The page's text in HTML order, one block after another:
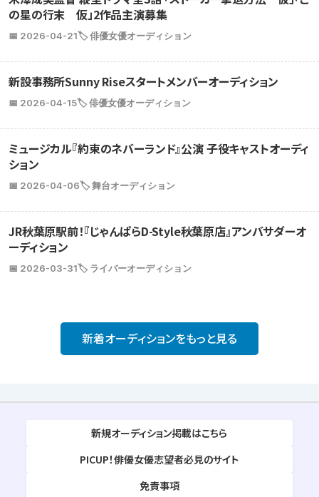
の星の行末 仮」2作品主演募集
📅 2026-04-21🏷️ 俳優女優オーディション
新設事務所Sunny Riseスタートメンバーオーディション
📅 2026-04-15🏷️ 俳優女優オーディション
ミュージカル『約束のネバーランド』公演 子役キャストオーディ
ション
📅 2026-04-06🏷️ 舞台オーディション
JR秋葉原駅前！『じゃんぱらD-Style秋葉原店』アンバサダーオ
ーディション
📅 2026-03-31🏷️ ライバーオーディション
新着オーディションをもっと見る
新規オーディション掲載はこちら
PICUP！俳優女優志望者必見のサイト
免責事項